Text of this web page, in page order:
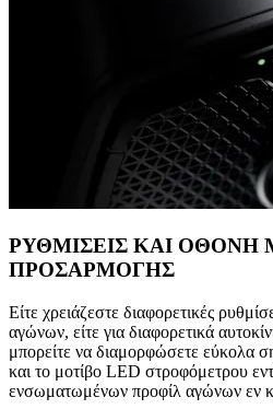
ΡΥΘΜΙΣΕΙΣ ΚΑΙ ΟΘΟΝΗ
ΠΡΟΣΑΡΜΟΓΗΣ
Είτε χρειάζεστε διαφορετικές
αγώνων, είτε για διαφορετικά
μπορείτε να διαμορφώσετε εύκολα
και το μοτίβο LED στροφόμετρου
ενσωματωμένων προφίλ αγώνων εν